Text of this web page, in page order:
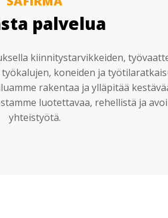
palvelua
kiinnitystarvikkeiden,
koneiden ja
rakentaa ja ylläpitää
luotettavaa, rehellistä ja
yhteistyötä.